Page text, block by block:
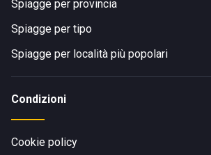
Spiagge per provincia
Spiagge per tipo
Spiagge per località più popolari
Condizioni
Cookie policy